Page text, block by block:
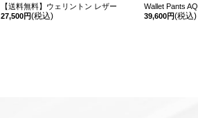
【送料無料】ウェリントン レザー
27,500円(税込)
Wallet Pants AQ
39,600円(税込)